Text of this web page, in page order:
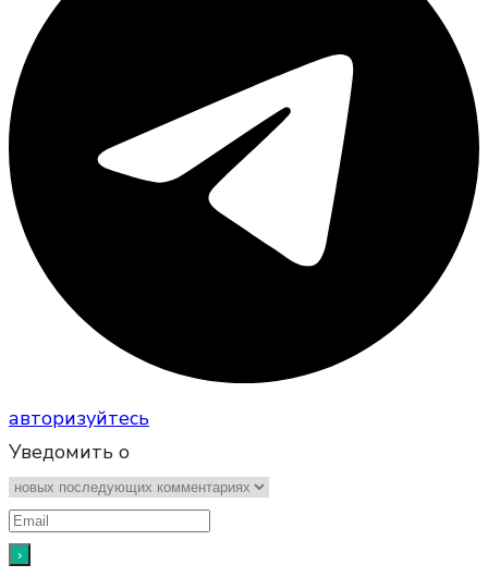
авторизуйтесь
Уведомить о